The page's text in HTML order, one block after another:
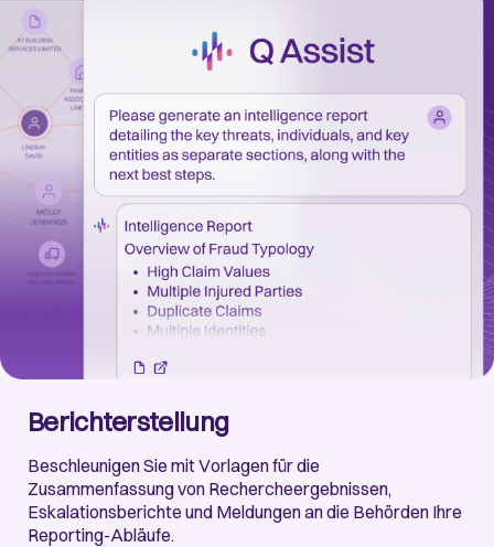
Berichterstellung
Beschleunigen Sie mit Vorlagen für die
Zusammenfassung von Rechercheergebnissen,
Eskalationsberichte und Meldungen an die Behörden Ihre
Reporting-Abläufe.